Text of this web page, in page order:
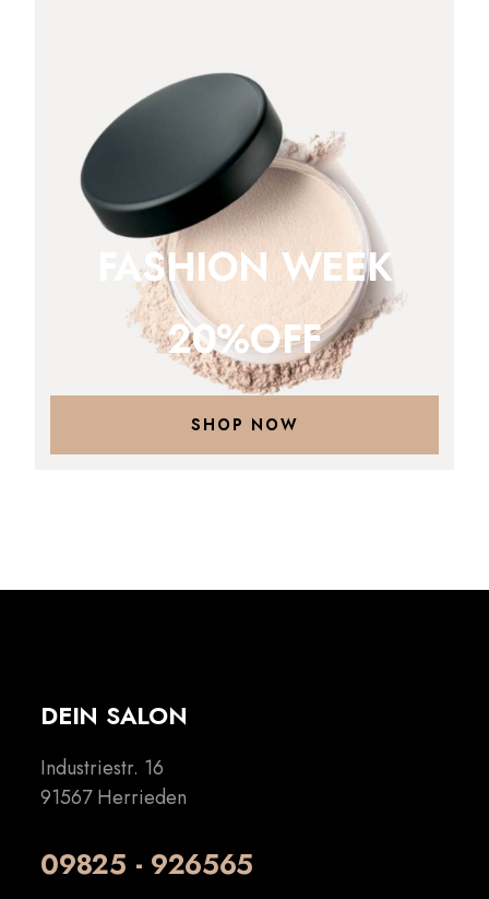
FASHION WEEK
20%OFF
SHOP NOW
DEIN SALON
Industriestr. 16
91567 Herrieden
09825 - 926565